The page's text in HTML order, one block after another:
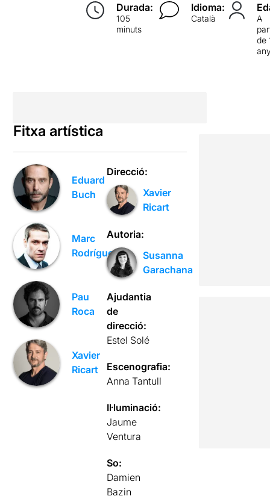
Durada:
105
minuts
Idioma:
Català
A
de
Fitxa artística
Eduard
Buch
Marc
Rodríguez
Pau
Roca
Xavier
Ricart
Direcció:
Xavier
Ricart
Autoria:
Susanna
Garachana
Ajudantia
de
direcció:
Estel Solé
Escenografia:
Anna Tantull
Il·luminació:
Jaume
Ventura
So:
Damien
Bazin